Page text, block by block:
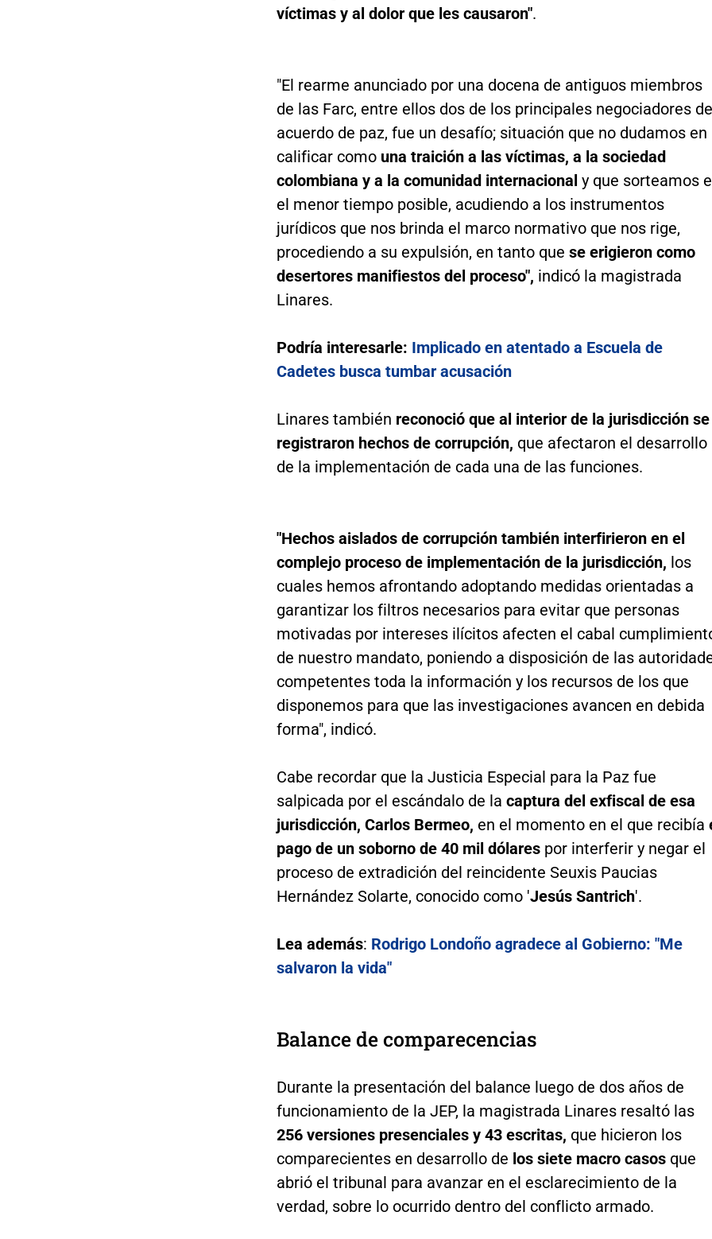
víctimas y al dolor que les causaron".
"El rearme anunciado por una docena de antiguos miembros
de las Farc, entre ellos dos de los principales negociadores
acuerdo de paz, fue un desafío; situación que no dudamos en
calificar comouna traición a las víctimas, a la sociedad
colombiana y a la comunidad internacional y que sorteamos
el menor tiempo posible, acudiendo a los instrumentos
jurídicos que nos brinda el marco normativo que nos rige,
procediendo a su expulsión, en tanto que se erigieron como
desertores manifiestos del proceso", indicó la magistrada
Linares.
Podría interesarle: Implicado en atentado a Escuela de
Cadetes busca tumbar acusación
Linares también reconoció que al interior de la jurisdicción se
registraron hechos de corrupción, que afectaron el desarrollo
de la implementación de cada una de las funciones.
"Hechos aislados de corrupción también interfirieron en el
complejo proceso de implementación de la jurisdicción, los
cuales hemos afrontando adoptando medidas orientadas a
garantizar los filtros necesarios para evitar que personas
motivadas por intereses ilícitos afecten el cabal
de nuestro mandato, poniendo a disposición de las
competentes toda la información y los recursos de los que
disponemos para que las investigaciones avancen en debida
forma", indicó.
Cabe recordar que la Justicia Especial para la Paz fue
salpicada por el escándalo de la captura del exfiscal de esa
jurisdicción, Carlos Bermeo, en el momento en el que recibía
pago de un soborno de 40 mil dólares por interferir y negar el
proceso de extradición del reincidente Seuxis Paucias
Hernández Solarte, conocido como 'Jesús Santrich'.
Lea además: Rodrigo Londoño agradece al Gobierno: "Me
salvaron la vida"
Balance de comparecencias
Durante la presentación del balance luego de dos años de
funcionamiento de la JEP, la magistrada Linares resaltó las
256 versiones presenciales y 43 escritas, que hicieron los
comparecientes en desarrollo de los siete macro casos que
abrió el tribunal para avanzar en el esclarecimiento de la
verdad, sobre lo ocurrido dentro del conflicto armado.